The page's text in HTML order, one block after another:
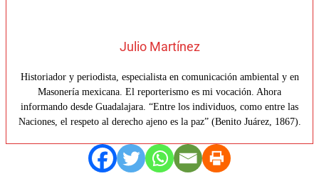
Julio Martínez
Historiador y periodista, especialista en comunicación ambiental y en
Masonería mexicana. El reporterismo es mi vocación. Ahora
informando desde Guadalajara. “Entre los individuos, como entre las
Naciones, el respeto al derecho ajeno es la paz” (Benito Juárez, 1867).